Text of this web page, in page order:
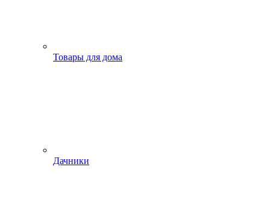
Товары для дома
Дачники